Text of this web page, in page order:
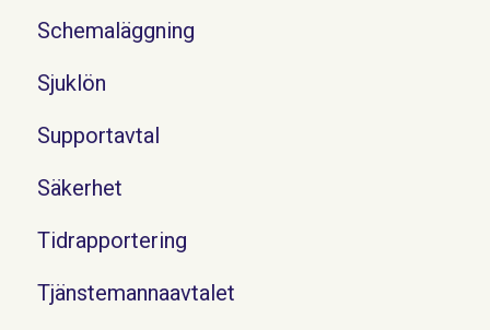
Schemaläggning
Sjuklön
Supportavtal
Säkerhet
Tidrapportering
Tjänstemannaavtalet